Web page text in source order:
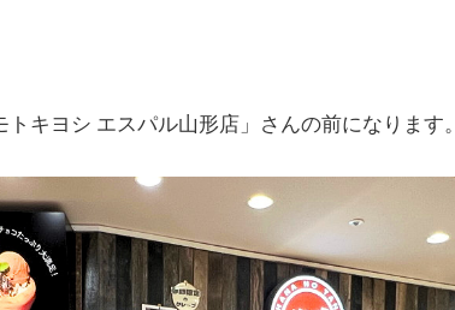
キヨシ エスパル山形店」さんの前になります。